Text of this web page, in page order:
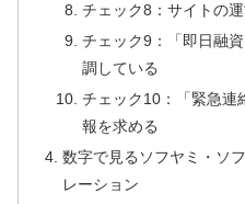
チェック8：サイトの
チェック9：「即日融
調している
チェック10：「緊急連
報を求める
数字で見るソフヤミ・ソ
レーション